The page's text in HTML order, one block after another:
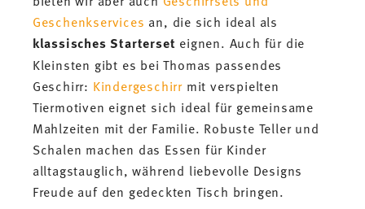
Geschenkservices an, die sich ideal als
klassisches Starterset eignen. Auch für die
Kleinsten gibt es bei Thomas passendes
Geschirr: Kindergeschirr mit verspielten
Tiermotiven eignet sich ideal für gemeinsame
Mahlzeiten mit der Familie. Robuste Teller und
Schalen machen das Essen für Kinder
alltagstauglich, während liebevolle Designs
Freude auf den gedeckten Tisch bringen.